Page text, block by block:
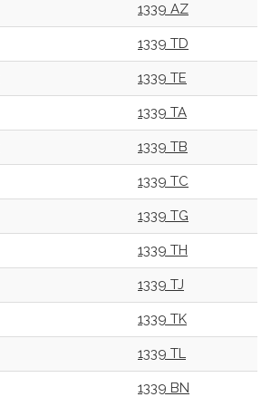
1339 AZ
1339 TD
1339 TE
1339 TA
1339 TB
1339 TC
1339 TG
1339 TH
1339 TJ
1339 TK
1339 TL
1339 BN